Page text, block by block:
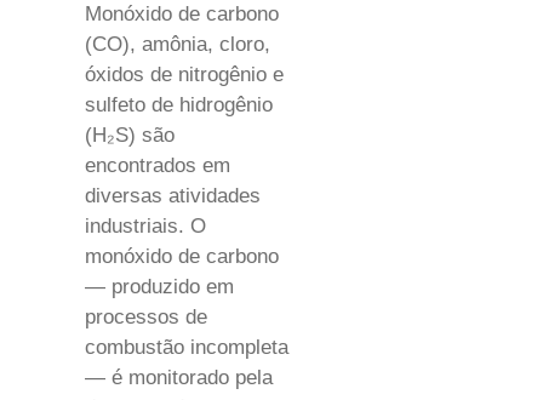
Monóxido de carbono
(CO), amônia, cloro,
óxidos de nitrogênio e
sulfeto de hidrogênio
(H₂S) são
encontrados em
diversas atividades
industriais. O
monóxido de carbono
— produzido em
processos de
combustão incompleta
— é monitorado pela